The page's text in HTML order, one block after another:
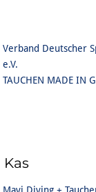
Verband Deutscher
e.V.
TAUCHEN MADE IN